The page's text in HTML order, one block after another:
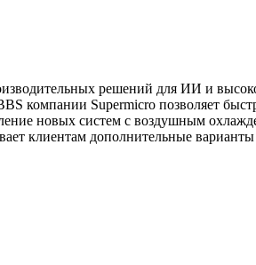
решений для ИИ и
компании Supermicro позволяет
новых систем с воздушным
клиентам дополнительные